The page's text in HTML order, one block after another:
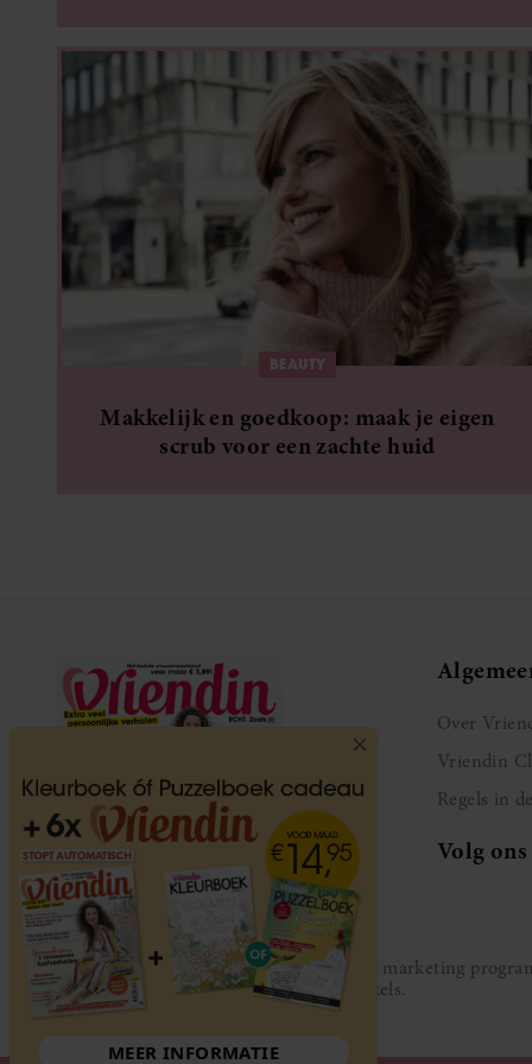
BEAUTY
Makkelijk en goedkoop: maak je eigen
scrub voor een zachte huid
Over
Vriendin
Regels in
Volg ons
Vriendin participeert in diverse affiliate marketing
gesponsord door de genoemde webwinkels.
MEER INFORMATIE